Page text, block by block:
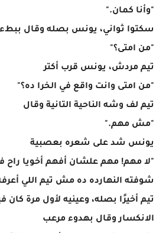
"وأنا كمان."
سكتوا ثواني، يونس بصله وقال ببطء
"من امتى؟"
تيم مردش، يونس قرب أكتر
"من امتى وانت واقع في الخرا ده؟"
تيم لف وشه الناحية التانية وقال
"مش مهم."
يونس شد على شعره بعصبية
"لا مهم! مهم علشان أفهم أخويا راح
شوفته النهارده ده مش تيم اللي
تيم أخيرًا بصله، وعينيه لأول مرة
الانكسار وقال بهدوء مرعب